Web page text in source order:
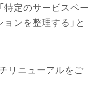
特定のサービスペー
ョンを整理する」と
リニューアルをご